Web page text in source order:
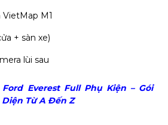
M1
+ sàn xe)
lùi sau
Everest Full Phụ Kiện – Gói
Diện Từ A Đến Z